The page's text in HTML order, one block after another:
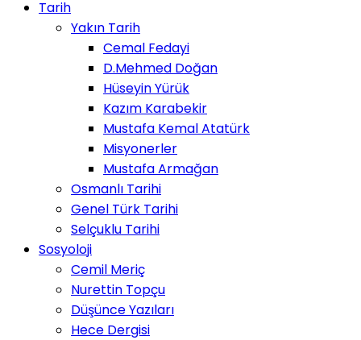
Tarih
Yakın Tarih
Cemal Fedayi
D.Mehmed Doğan
Hüseyin Yürük
Kazım Karabekir
Mustafa Kemal Atatürk
Misyonerler
Mustafa Armağan
Osmanlı Tarihi
Genel Türk Tarihi
Selçuklu Tarihi
Sosyoloji
Cemil Meriç
Nurettin Topçu
Düşünce Yazıları
Hece Dergisi